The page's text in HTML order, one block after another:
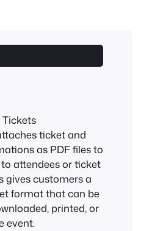
Tickets
ticket and
as PDF files to
attendees or ticket
gives customers a
format that can be
printed, or
event.